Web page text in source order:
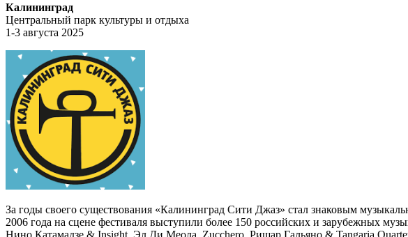
Калининград
Центральный парк культуры и отдыха
1-3 августа 2025
За годы своего существования «Калининград Сити Джаз» стал знаковым
2006 года на сцене фестиваля выступили более 150 российских и зарубежных
Нино Катамадзе & Insight, Эл Ди Меола, Zucchero, Ришар Гальяно & Tangaria